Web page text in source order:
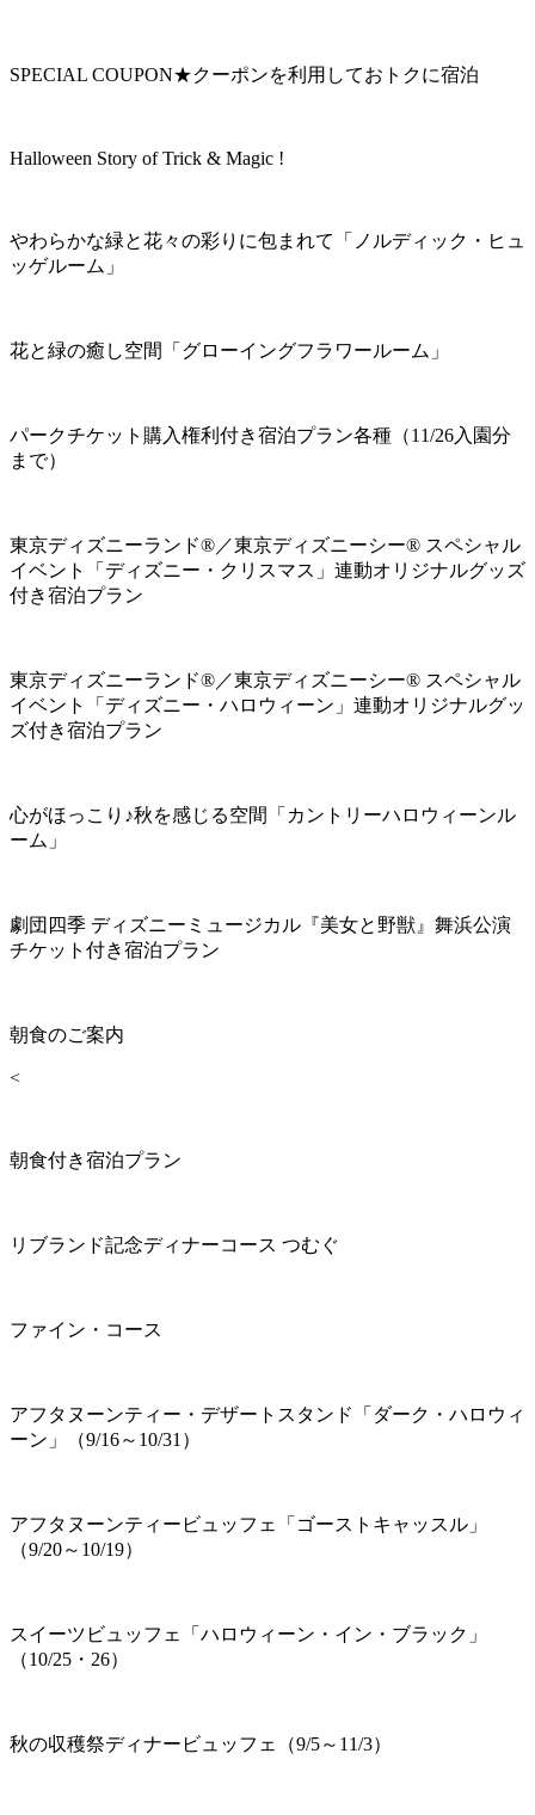
SPECIAL COUPON★クーポンを利用しておトクに宿泊
Halloween Story of Trick & Magic !
やわらかな緑と花々の彩りに包まれて「ノルディック・ヒュ
ッゲルーム」
花と緑の癒し空間「グローイングフラワールーム」
パークチケット購入権利付き宿泊プラン各種（11/26入園分
まで）
東京ディズニーランド®／東京ディズニーシー® スペシャル
イベント「ディズニー・クリスマス」連動オリジナルグッズ
付き宿泊プラン
東京ディズニーランド®／東京ディズニーシー® スペシャル
イベント「ディズニー・ハロウィーン」連動オリジナルグッ
ズ付き宿泊プラン
心がほっこり♪秋を感じる空間「カントリーハロウィーンル
ーム」
劇団四季 ディズニーミュージカル『美女と野獣』舞浜公演
チケット付き宿泊プラン
朝食のご案内
<
朝食付き宿泊プラン
リブランド記念ディナーコース つむぐ
ファイン・コース
アフタヌーンティー・デザートスタンド「ダーク・ハロウィ
ーン」（9/16～10/31）
アフタヌーンティービュッフェ「ゴーストキャッスル」
（9/20～10/19）
スイーツビュッフェ「ハロウィーン・イン・ブラック」
（10/25・26）
秋の収穫祭ディナービュッフェ（9/5～11/3）